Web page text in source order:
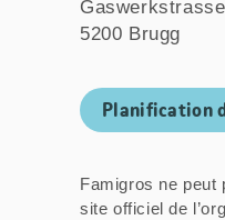
5200 Brugg
Planification
Famigros ne peut
site officiel de